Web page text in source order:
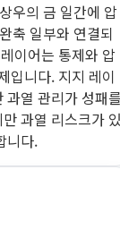
우의 금 일간에 압
축 일부와 연결되
이어는 통제와 압
입니다. 지지 레이
과열 관리가 성패
과열 리스크가
니다.